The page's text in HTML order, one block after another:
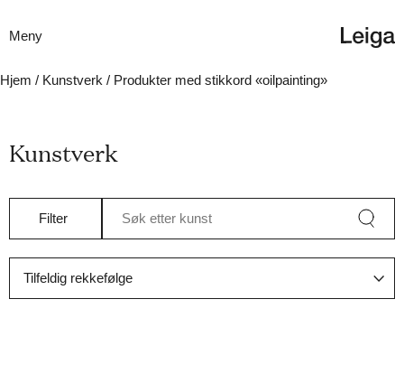
Meny
Hjem / Kunstverk / Produkter med stikkord «oilpainting»
Kunstverk
Filter Søk etter kunst